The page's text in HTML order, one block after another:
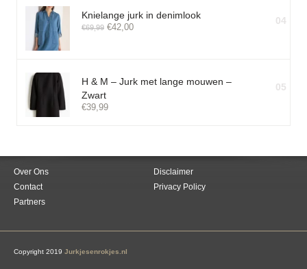
Knielange jurk in denimlook
€69,99 €42,00
04
H & M – Jurk met lange mouwen –
Zwart
€39,99
05
Over Ons
Disclaimer
Contact
Privacy Policy
Partners
Copyright 2019 Jurkjesenrokjes.nl